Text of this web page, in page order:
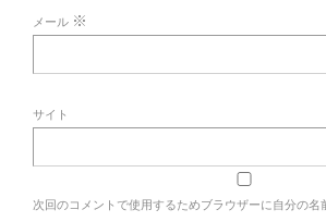
メール ※
サイト
次回のコメントで使用するためブラウザーに自分の名